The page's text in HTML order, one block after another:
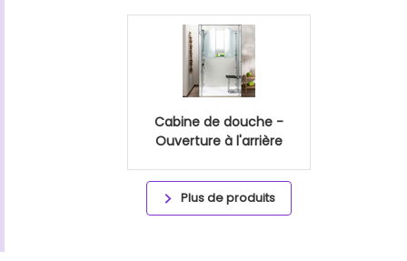
Cabine de douche -
Ouverture à l'arrière
Plus de produits